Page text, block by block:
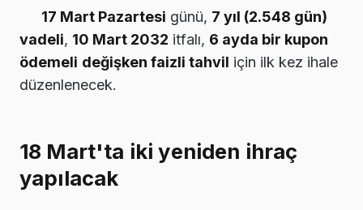
17 Mart Pazartesi günü, 7 yıl (2.548 gün)
vadeli, 10 Mart 2032 itfalı, 6 ayda bir kupon
ödemeli değişken faizli tahvil için ilk kez ihale
düzenlenecek.
18 Mart'ta iki yeniden ihraç
yapılacak